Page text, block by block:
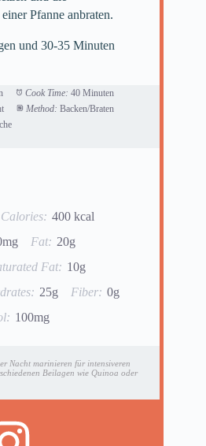
Pfanne anbraten.
und 30-35 Minuten
Cook Time: 40 Minuten
Method: Backen/Braten
Calories: 400 kcal
Fat: 20g
Fat: 10g
25g Fiber: 0g
100mg
Nacht marinieren für intensiveren
Beilagen wie Quinoa oder